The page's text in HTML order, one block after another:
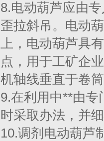
8.电动葫芦应由
歪拉斜吊。电动
上，电动葫芦具
点，用于工矿企
机轴线垂直于卷
9.在利用中**由专
时采取办法，并
10.调剂电动葫芦